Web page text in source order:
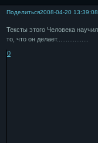
Поделиться2008-04-20 13:39:08
Тексты этого Человека
то, что он делает..................
0